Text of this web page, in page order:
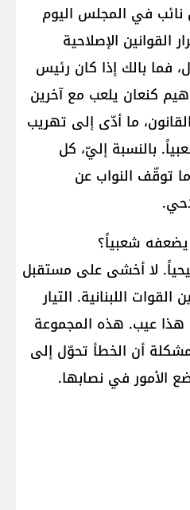
في المجلس اليوم
الإصلاحية
فما بالك إذا كان رئيس
كنعان يلعب مع آخرين
ما أدّى إلى تهريب
بالنسبة إليّ، كل
توقّف النواب عن
يضعفه شعبياً؟
لا أخشى على مستقبل
اللبنانية. التيار
عيب. هذه المجموعة
أن الخطأ تحوّل إلى
الأمور في نصابها.